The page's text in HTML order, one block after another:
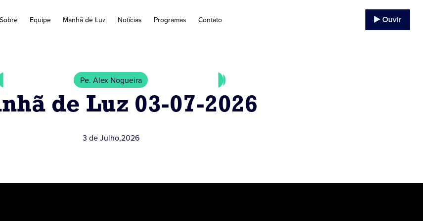
Equipe Manhã de Luz Notícias Programas Contato ▶️ Ouvir
Pe. Alex Nogueira
de Luz 03-07-2026
3 de Julho,2026